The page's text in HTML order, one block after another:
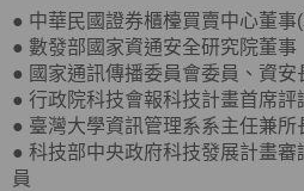
● 中華民國證券櫃檯買賣中心董事
● 數發部國家資通安全研究院董事
● 國家通訊傳播委員會委員、資安
● 行政院科技會報科技計畫首席評
● 臺灣大學資訊管理系系主任兼所
● 科技部中央政府科技發展計畫
員